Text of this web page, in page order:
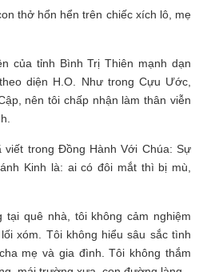
thở hổn hển trên chiếc xích lô, mẹ
của tỉnh Bình Trị Thiên mạnh dạn
diện H.O. Như trong Cựu Ước,
nên tôi chấp nhận làm thân viễn
viết trong Đồng Hành Với Chúa: Sự
Kinh là: ai có đôi mắt thì bị mù,
tại quê nhà, tôi không cảm nghiệm
xóm. Tôi không hiểu sâu sắc tình
mẹ và gia đình. Tôi không thắm